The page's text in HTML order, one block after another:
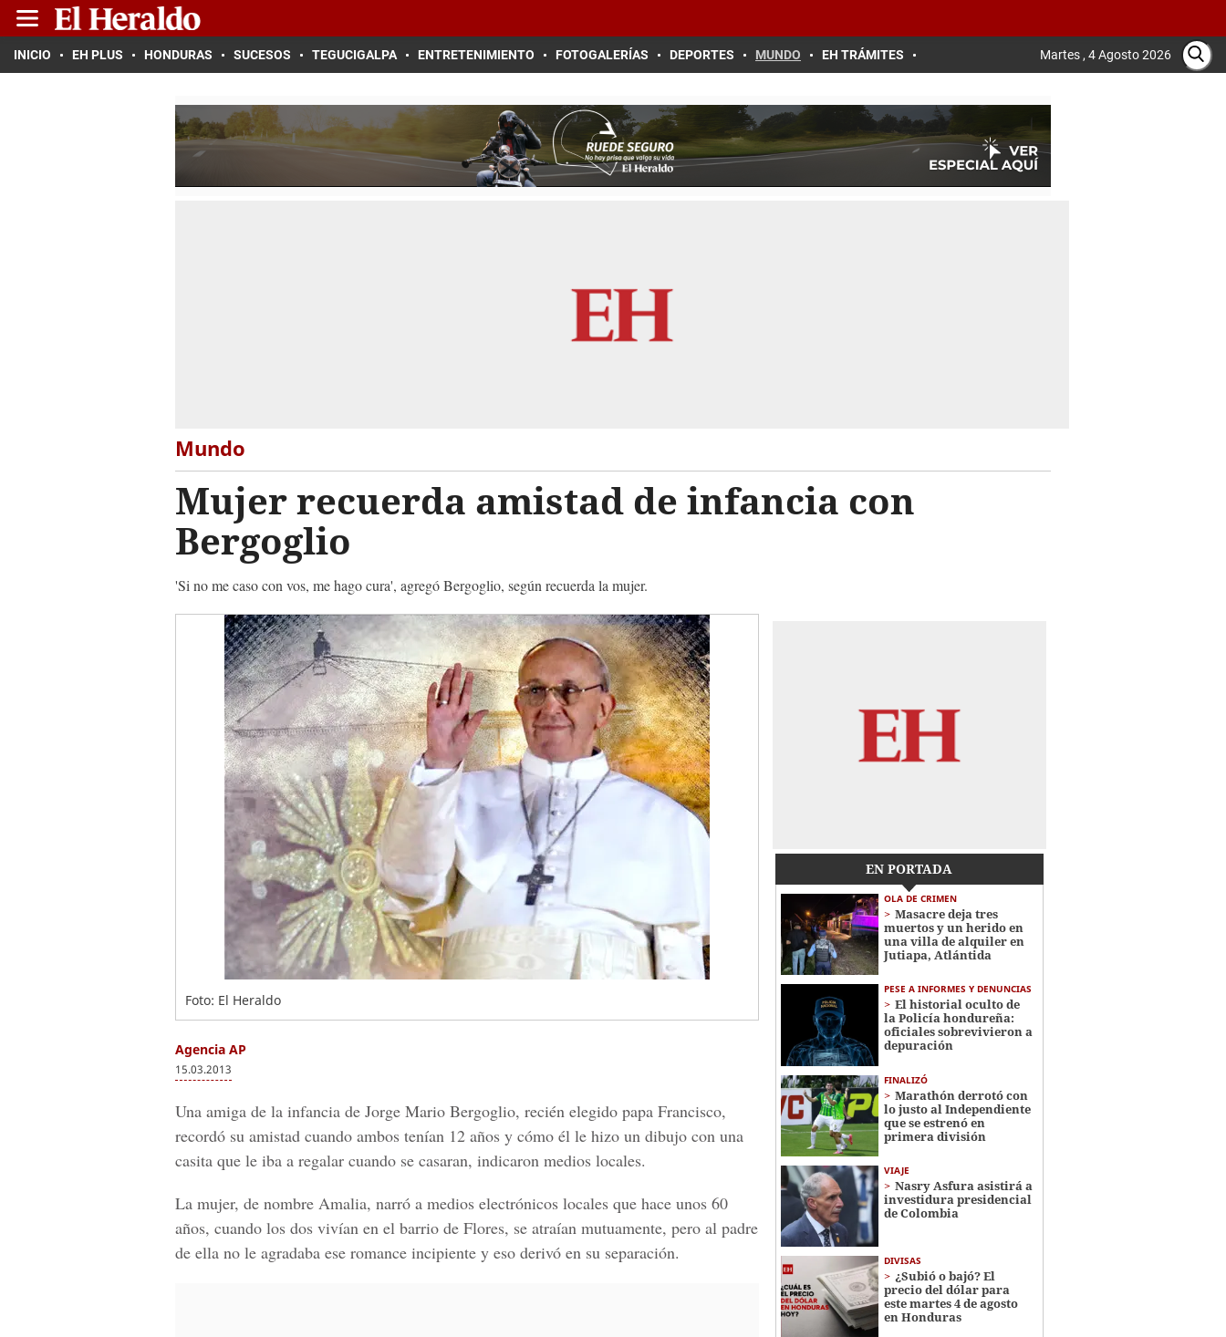
INICIO EH PLUS HONDURAS SUCESOS TEGUCIGALPA ENTRETENIMIENTO FOTOGALERÍAS DEPORTES MUNDO EH TRÁMITES Martes , 4 Agosto 2026
Mundo
Mujer recuerda amistad de infancia con
Bergoglio
'Si no me caso con vos, me hago cura', agregó Bergoglio, según recuerda la mujer.
Foto: El Heraldo
Agencia AP
15.03.2013
Una amiga de la infancia de Jorge Mario Bergoglio, recién elegido papa Francisco,
recordó su amistad cuando ambos tenían 12 años y cómo él le hizo un dibujo con una
casita que le iba a regalar cuando se casaran, indicaron medios locales.
La mujer, de nombre Amalia, narró a medios electrónicos locales que hace unos 60
años, cuando los dos vivían en el barrio de Flores, se atraían mutuamente, pero al padre
de ella no le agradaba ese romance incipiente y eso derivó en su separación.
EN PORTADA
OLA DE CRIMEN
Masacre deja tres
muertos y un herido en
una villa de alquiler en
Jutiapa, Atlántida
PESE A INFORMES Y DENUNCIAS
El historial oculto de
la Policía hondureña:
oficiales sobrevivieron a
depuración
FINALIZÓ
Marathón derrotó con
lo justo al Independiente
que se estrenó en
primera división
VIAJE
Nasry Asfura asistirá a
investidura presidencial
de Colombia
DIVISAS
¿Subió o bajó? El
precio del dólar para
este martes 4 de agosto
en Honduras